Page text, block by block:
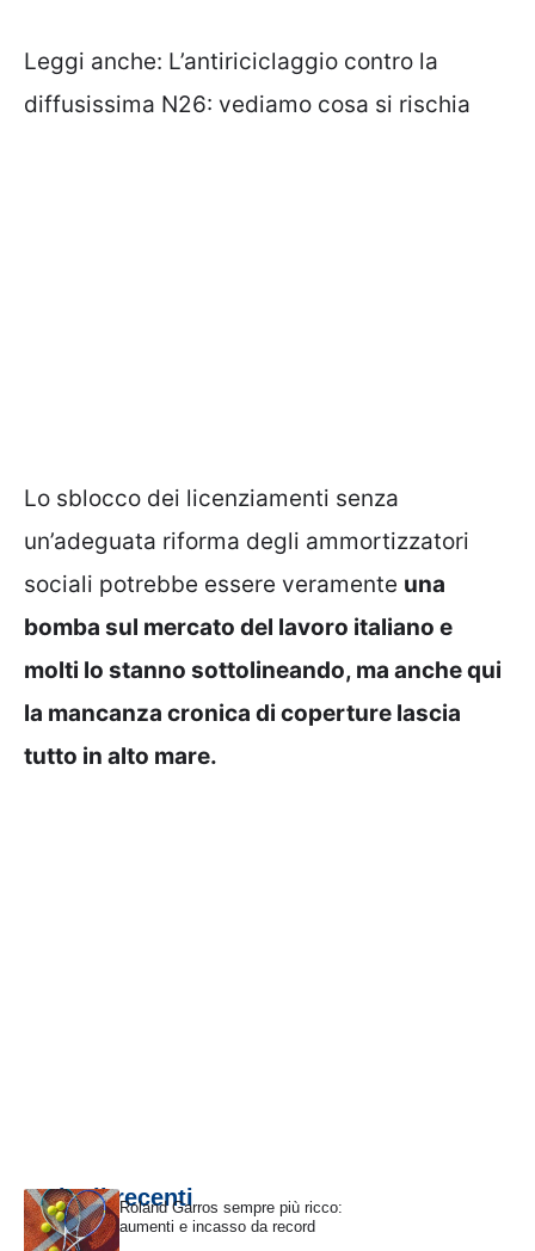
Leggi anche: L’antiriciclaggio contro la
diffusissima N26: vediamo cosa si rischia
Lo sblocco dei licenziamenti senza
un’adeguata riforma degli ammortizzatori
sociali potrebbe essere veramente una
bomba sul mercato del lavoro italiano e
molti lo stanno sottolineando, ma anche qui
la mancanza cronica di coperture lascia
tutto in alto mare.
Articoli recentiRoland Garros sempre più ricco:
aumenti e incasso da record